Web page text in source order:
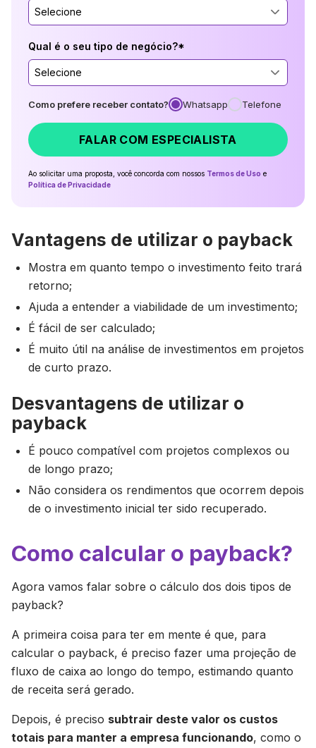
Selecione
Qual é o seu tipo de negócio?*
Selecione
Como prefere receber contato? Whatsapp Telefone
FALAR COM ESPECIALISTA
Ao solicitar uma proposta, você concorda com nossos Termos de Uso e
Política de Privacidade
Vantagens de utilizar o payback
Mostra em quanto tempo o investimento feito trará
retorno;
Ajuda a entender a viabilidade de um investimento;
É fácil de ser calculado;
É muito útil na análise de investimentos em projetos
de curto prazo.
Desvantagens de utilizar o
payback
É pouco compatível com projetos complexos ou
de longo prazo;
Não considera os rendimentos que ocorrem depois
de o investimento inicial ter sido recuperado.
Como calcular o payback?
Agora vamos falar sobre o cálculo dos dois tipos de
payback?
A primeira coisa para ter em mente é que, para
calcular o payback, é preciso fazer uma projeção de
fluxo de caixa ao longo do tempo, estimando quanto
de receita será gerado.
Depois, é preciso subtrair deste valor os custos
totais para manter a empresa funcionando, como o